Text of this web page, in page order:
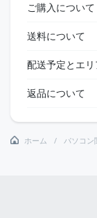
ご購入について
送料について
配送予定とエ
返品について
ホーム パソコン